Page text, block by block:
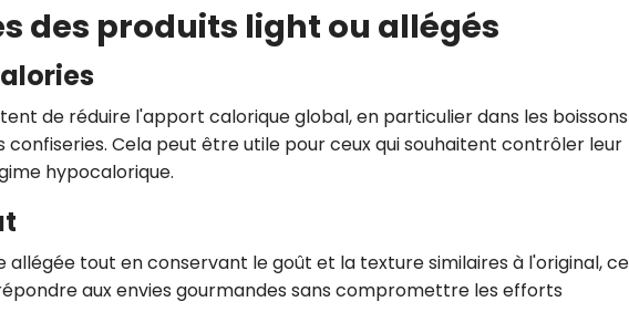
des produits light ou allégés
de réduire l'apport calorique global, en particulier dans les boissons
confiseries. Cela peut être utile pour ceux qui souhaitent contrôler leur
hypocalorique.
tout en conservant le goût et la texture similaires à l'original,
aux envies gourmandes sans compromettre les efforts